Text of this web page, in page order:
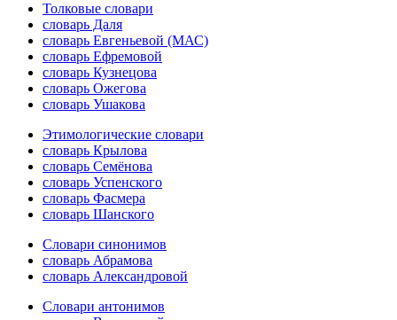
Толковые словари
словарь Даля
словарь Евгеньевой (МАС)
словарь Ефремовой
словарь Кузнецова
словарь Ожегова
словарь Ушакова
Этимологические словари
словарь Крылова
словарь Семёнова
словарь Успенского
словарь Фасмера
словарь Шанского
Словари синонимов
словарь Абрамова
словарь Александровой
Словари антонимов